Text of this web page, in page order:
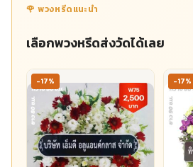
🌹 พวงหรีดแนะนำ
เลือกพวงหรีดส่งวัดได้เลย
-17% -17%